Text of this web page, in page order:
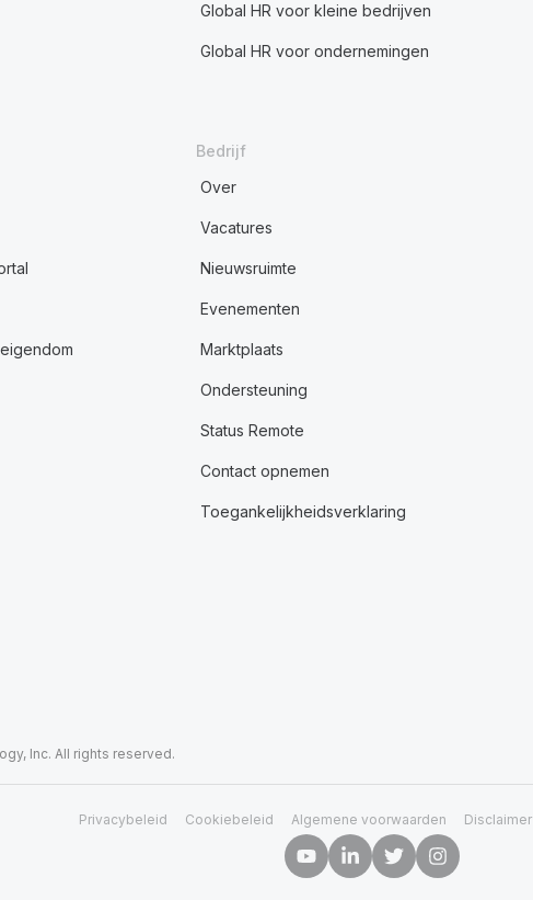
Global HR voor kleine bedrijven
Global HR voor ondernemingen
Bedrijf
Over
Vacatures
Nieuwsruimte
Evenementen
Marktplaats
Ondersteuning
Status Remote
Contact opnemen
Toegankelijkheidsverklaring
Inc. All rights reserved.
Privacybeleid Cookiebeleid Algemene voorwaarden Disclaimer